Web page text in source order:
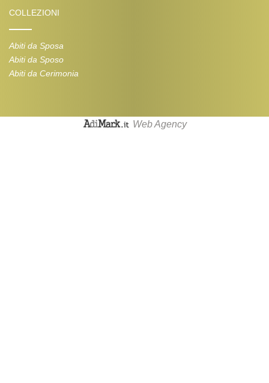
COLLEZIONI
Abiti da Sposa
Abiti da Sposo
Abiti da Cerimonia
Web Agency